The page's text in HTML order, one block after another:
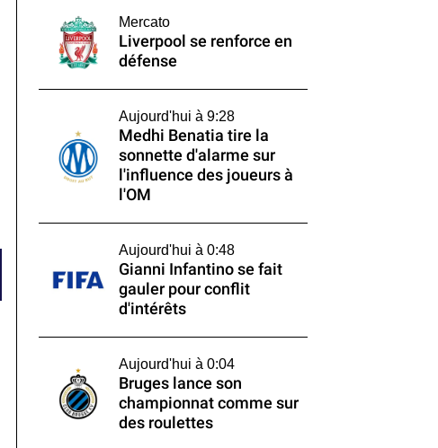
Mercato
Liverpool se renforce en
défense
Aujourd'hui à 9:28
Medhi Benatia tire la
sonnette d'alarme sur
l'influence des joueurs à
l'OM
Aujourd'hui à 0:48
Gianni Infantino se fait
gauler pour conflit
d'intérêts
Aujourd'hui à 0:04
Bruges lance son
championnat comme sur
des roulettes